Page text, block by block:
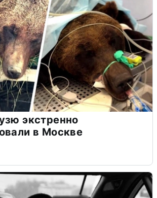
экстренно
в Москве